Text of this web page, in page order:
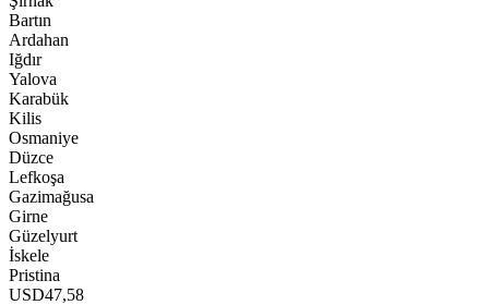
Bartın
Ardahan
Iğdır
Yalova
Karabük
Kilis
Osmaniye
Düzce
Lefkoşa
Gazimağusa
Girne
Güzelyurt
İskele
Pristina
USD47,58